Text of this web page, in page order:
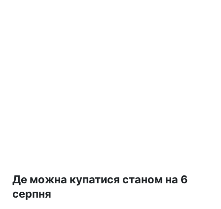
Де можна купатися станом на 6
серпня